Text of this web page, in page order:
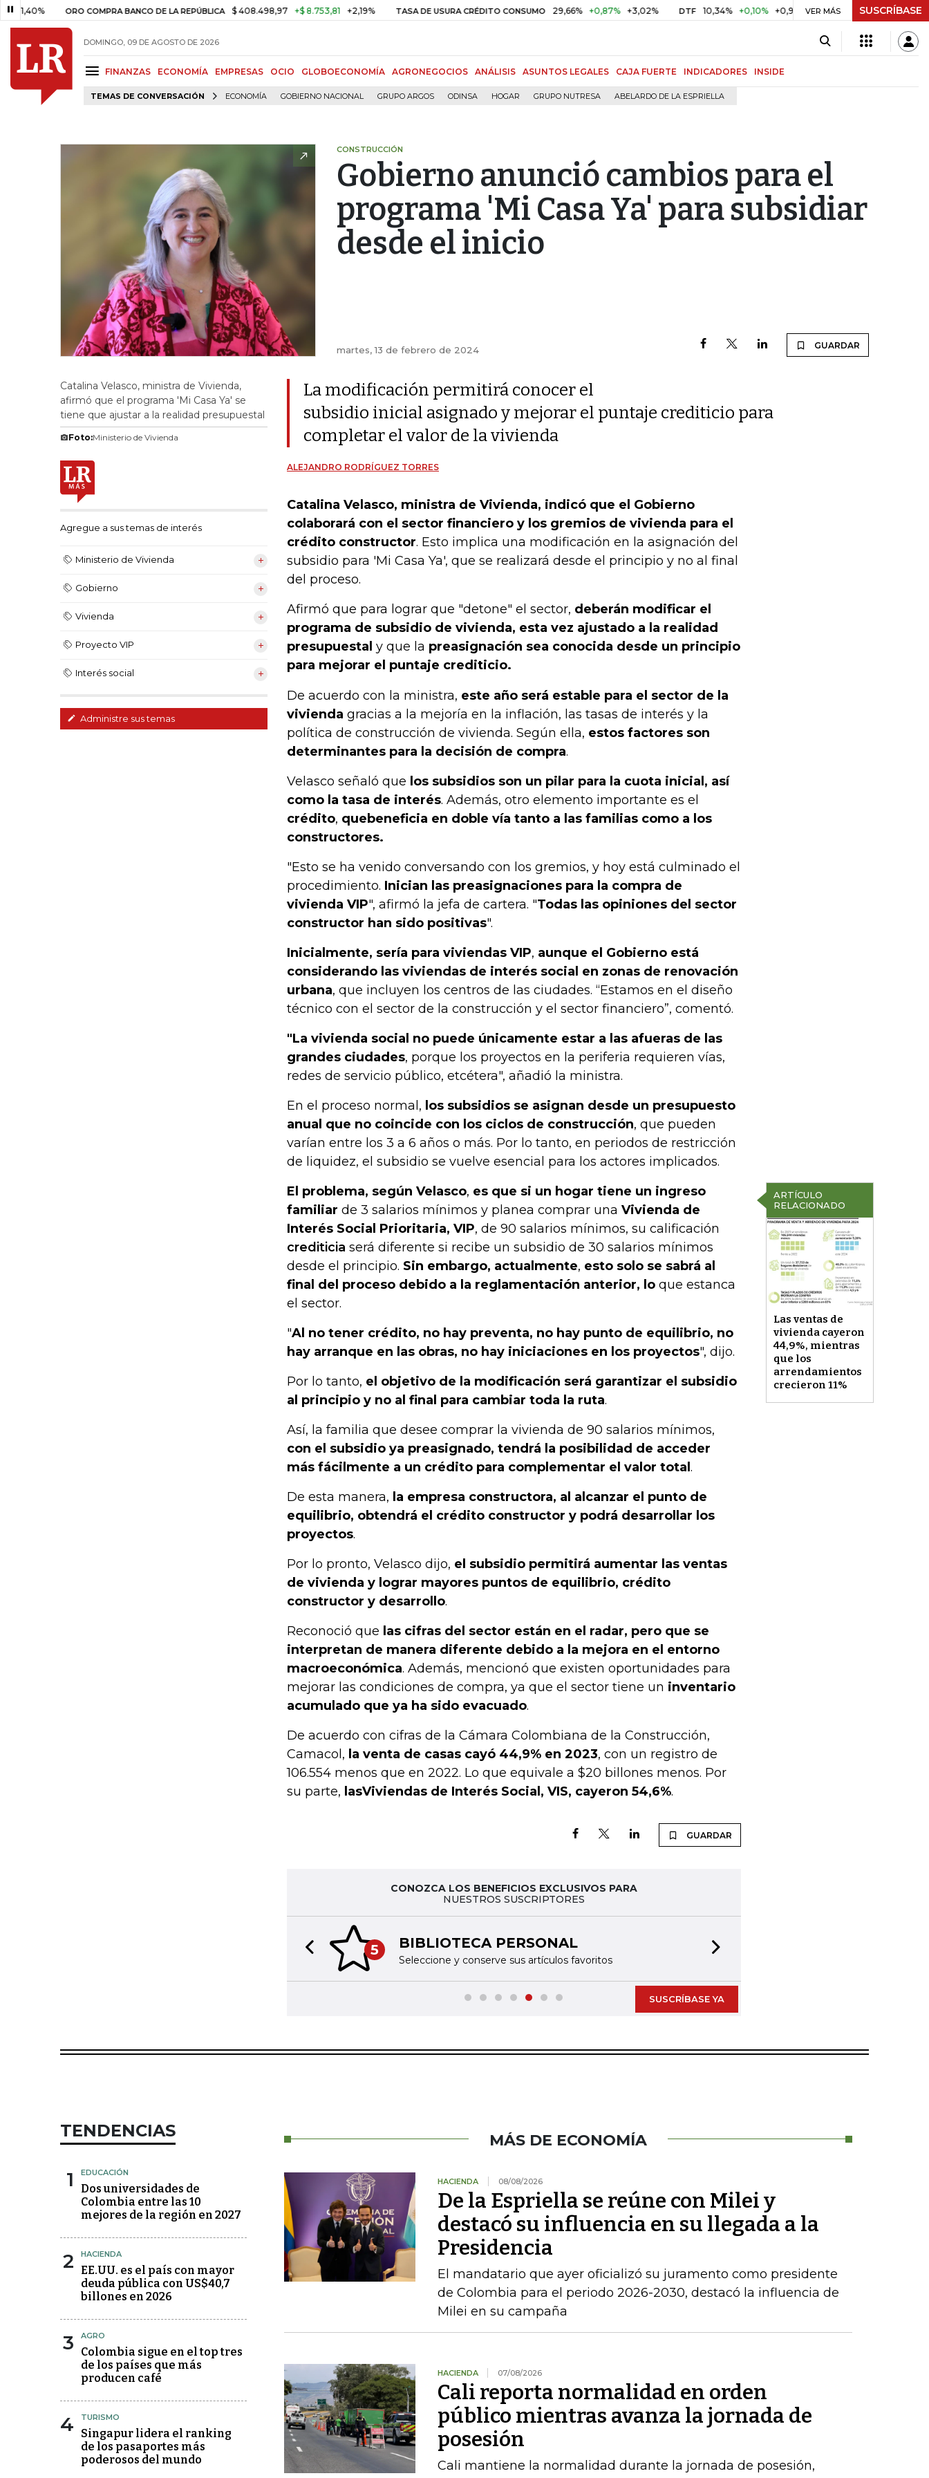
ORO COMPRA BANCO DE LA REPÚBLICA $ 408.498,97 +$ 8.753,81 +2,19% TASA DE USURA CRÉDITO CONSUMO 29,66% +0,87% +3,02% DTF 10,34% +0,10% +0,98% UVR $ 417,01 +$ 0,05 +0,01%
VER MÁS SUSCRÍBASE
DOMINGO, 09 DE AGOSTO DE 2026
FINANZAS ECONOMÍA EMPRESAS OCIO GLOBOECONOMÍA AGRONEGOCIOS ANÁLISIS ASUNTOS LEGALES CAJA FUERTE INDICADORES INSIDE
TEMAS DE CONVERSACIÓN ECONOMÍA GOBIERNO NACIONAL GRUPO ARGOS ODINSA HOGAR GRUPO NUTRESA ABELARDO DE LA ESPRIELLA
CONSTRUCCIÓN
Gobierno anunció cambios para el
programa 'Mi Casa Ya' para subsidiar
desde el inicio
martes, 13 de febrero de 2024 GUARDAR
Catalina Velasco, ministra de Vivienda,
afirmó que el programa 'Mi Casa Ya' se
tiene que ajustar a la realidad presupuestal
Foto:Ministerio de Vivienda
Agregue a sus temas de interés
Ministerio de Vivienda
Gobierno
Vivienda
Proyecto VIP
Interés social
Administre sus temas
La modificación permitirá conocer el
subsidio inicial asignado y mejorar el puntaje crediticio para
completar el valor de la vivienda
ALEJANDRO RODRÍGUEZ TORRES
Catalina Velasco, ministra de Vivienda, indicó que el Gobierno
colaborará con el sector financiero y los gremios de vivienda para el
crédito constructor. Esto implica una modificación en la asignación del
subsidio para 'Mi Casa Ya', que se realizará desde el principio y no al final
del proceso.
Afirmó que para lograr que "detone" el sector, deberán modificar el
programa de subsidio de vivienda, esta vez ajustado a la realidad
presupuestal y que la preasignación sea conocida desde un principio
para mejorar el puntaje crediticio.
De acuerdo con la ministra, este año será estable para el sector de la
vivienda gracias a la mejoría en la inflación, las tasas de interés y la
política de construcción de vivienda. Según ella, estos factores son
determinantes para la decisión de compra.
Velasco señaló que los subsidios son un pilar para la cuota inicial, así
como la tasa de interés. Además, otro elemento importante es el
crédito, quebeneficia en doble vía tanto a las familias como a los
constructores.
"Esto se ha venido conversando con los gremios, y hoy está culminado el
procedimiento. Inician las preasignaciones para la compra de
vivienda VIP", afirmó la jefa de cartera. "Todas las opiniones del sector
constructor han sido positivas".
Inicialmente, sería para viviendas VIP, aunque el Gobierno está
considerando las viviendas de interés social en zonas de renovación
urbana, que incluyen los centros de las ciudades. “Estamos en el diseño
técnico con el sector de la construcción y el sector financiero”, comentó.
"La vivienda social no puede únicamente estar a las afueras de las
grandes ciudades, porque los proyectos en la periferia requieren vías,
redes de servicio público, etcétera", añadió la ministra.
En el proceso normal, los subsidios se asignan desde un presupuesto
anual que no coincide con los ciclos de construcción, que pueden
varían entre los 3 a 6 años o más. Por lo tanto, en periodos de restricción
de liquidez, el subsidio se vuelve esencial para los actores implicados.
ARTÍCULO
RELACIONADO
Las ventas de
vivienda cayeron
44,9%, mientras
que los
arrendamientos
crecieron 11%
El problema, según Velasco, es que si un hogar tiene un ingreso
familiar de 3 salarios mínimos y planea comprar una Vivienda de
Interés Social Prioritaria, VIP, de 90 salarios mínimos, su calificación
crediticia será diferente si recibe un subsidio de 30 salarios mínimos
desde el principio. Sin embargo, actualmente, esto solo se sabrá al
final del proceso debido a la reglamentación anterior, lo que estanca
el sector.
"Al no tener crédito, no hay preventa, no hay punto de equilibrio, no
hay arranque en las obras, no hay iniciaciones en los proyectos", dijo.
Por lo tanto, el objetivo de la modificación será garantizar el subsidio
al principio y no al final para cambiar toda la ruta.
Así, la familia que desee comprar la vivienda de 90 salarios mínimos,
con el subsidio ya preasignado, tendrá la posibilidad de acceder
más fácilmente a un crédito para complementar el valor total .
De esta manera, la empresa constructora, al alcanzar el punto de
equilibrio, obtendrá el crédito constructor y podrá desarrollar los
proyectos.
Por lo pronto, Velasco dijo, el subsidio permitirá aumentar las ventas
de vivienda y lograr mayores puntos de equilibrio, crédito
constructor y desarrollo.
Reconoció que las cifras del sector están en el radar, pero que se
interpretan de manera diferente debido a la mejora en el entorno
macroeconómica. Además, mencionó que existen oportunidades para
mejorar las condiciones de compra, ya que el sector tiene un inventario
acumulado que ya ha sido evacuado.
De acuerdo con cifras de la Cámara Colombiana de la Construcción,
Camacol, la venta de casas cayó 44,9% en 2023, con un registro de
106.554 menos que en 2022. Lo que equivale a $20 billones menos. Por
su parte, lasViviendas de Interés Social, VIS, cayeron 54,6%.
GUARDAR
CONOZCA LOS BENEFICIOS EXCLUSIVOS PARA
NUESTROS SUSCRIPTORES
5 BIBLIOTECA PERSONAL
Seleccione y conserve sus artículos favoritos
Previous slide
SUSCRÍBASE YA
TENDENCIAS
1 EDUCACIÓN
Dos universidades de
Colombia entre las 10
mejores de la región en 2027
2 HACIENDA
EE.UU. es el país con mayor
deuda pública con US$40,7
billones en 2026
3 AGRO
Colombia sigue en el top tres
de los países que más
producen café
4 TURISMO
Singapur lidera el ranking
de los pasaportes más
poderosos del mundo
MÁS DE ECONOMÍA
HACIENDA 08/08/2026
De la Espriella se reúne con Milei y
destacó su influencia en su llegada a la
Presidencia
El mandatario que ayer oficializó su juramento como presidente
de Colombia para el periodo 2026-2030, destacó la influencia de
Milei en su campaña
HACIENDA 07/08/2026
Cali reporta normalidad en orden
público mientras avanza la jornada de
posesión
Cali mantiene la normalidad durante la jornada de posesión,